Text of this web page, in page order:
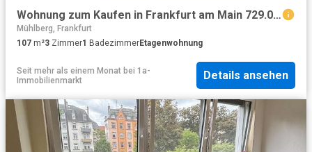
Wohnung zum Kaufen in Frankfurt am Main 729.000,00 EUR 107 m²
Mühlberg, Frankfurt
107 m²3 Zimmer1 BadezimmerEtagenwohnung
Seit mehr als einem Monat bei 1a-
Immobilienmarkt
Details ansehen